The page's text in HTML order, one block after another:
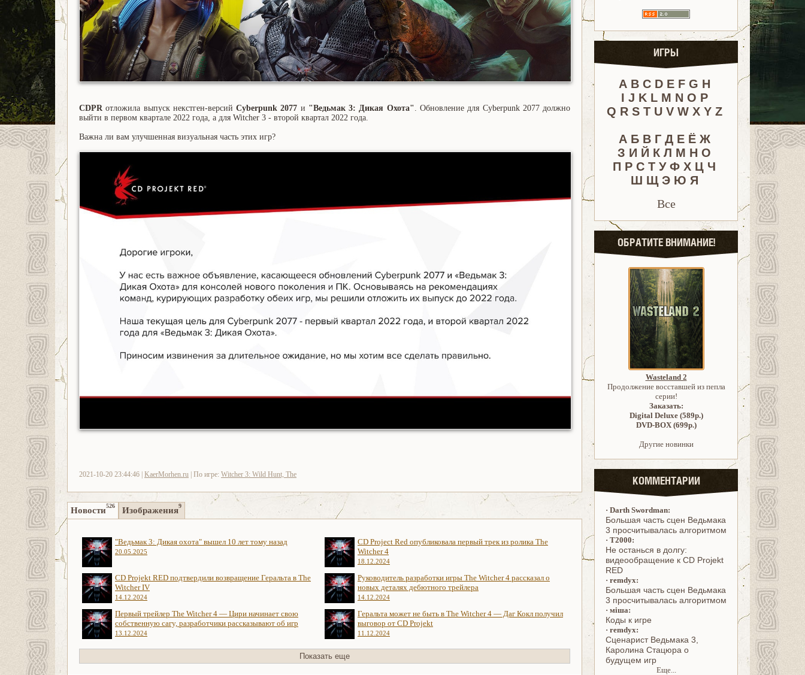
CDPRотложила выпуск некстген-версийCyberpunk 2077 и "Ведьмак 3: Дикая Охота". Обновление для Cyberpunk 2077 должно
выйти в первом квартале 2022 года, а для Witcher 3 - второй квартал 2022 года.
Важна ли вам улучшенная визуальная часть этих игр?
2021-10-20 23:44:46 | KaerMorhen.ru | По игре: Witcher 3: Wild Hunt, The
Новости526 Изображения9
"Ведьмак 3: Дикая охота" вышел 10 лет тому назад
20.05.2025
CD Project Red опубликовала первый трек из ролика The
Witcher 4
18.12.2024
CD Projekt RED подтвердили возвращение Геральта в The
Witcher IV
14.12.2024
Руководитель разработки игры The Witcher 4 рассказал о
новых деталях дебютного трейлера
14.12.2024
Первый трейлер The Witcher 4 — Цири начинает свою
собственную сагу, разработчики рассказывают об игр
13.12.2024
Геральта может не быть в The Witcher 4 — Даг Кокл получил
выговор от CD Projekt
11.12.2024
Показать еще
ИГРЫ
A B C D E F G H
I J K L M N O P
Q R S T U V W X Y Z
А Б В Г Д Е Ё Ж
З И Й К Л М Н О
П Р С Т У Ф Х Ц Ч
Ш Щ Э Ю Я
Все
ОБРАТИТЕ ВНИМАНИЕ!
Wasteland 2
Продолжение восставшей из пепла
серии!
Заказать:
Digital Deluxe (589р.)
DVD-BOX (699р.)
Другие новинки
КОММЕНТАРИИ
· Darth Swordman:
Большая часть сцен Ведьмака
3 просчитывалась алгоритмом
· T2000:
Не останься в долгу:
видеообращение к CD Projekt
RED
· remdyx:
Большая часть сцен Ведьмака
3 просчитывалась алгоритмом
· міша:
Коды к игре
· remdyx:
Cценарист Ведьмака 3,
Каролина Стацюра о
будущем игр
Еще...